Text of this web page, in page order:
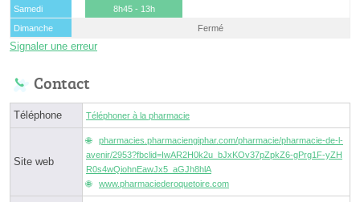
Samedi
8h45 - 13h
Dimanche
Fermé
Signaler une erreur
Contact
Téléphone Téléphoner à la pharmacie
Site web
pharmacies.pharmaciengiphar.com/pharmacie/pharmacie-de-l-
avenir/2953?fbclid=IwAR2H0k2u_bJxKOv37pZpkZ6-gPrg1F-yZH
R0s4wQiohnEawJx5_aGJh8hlA
www.pharmaciederoquetoire.com